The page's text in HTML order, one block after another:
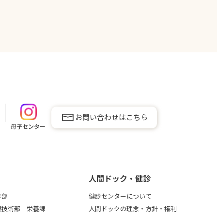
母子センター
お問い合わせはこちら
技術部 栄養課
⼈間ドック・健診
健診センターについて
人間ドックの理念・方針・権利